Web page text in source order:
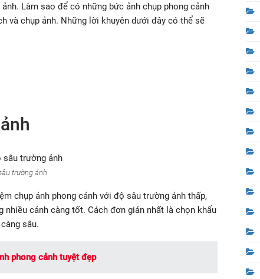
Làm sao để có những bức ảnh chụp phong cảnh
và chụp ảnh. Những lời khuyên dưới đây có thể sẽ
trường ảnh
chụp ảnh phong cảnh với độ sâu trường ảnh thấp,
cảnh càng tốt. Cách đơn giản nhất là chọn khẩu
sâu.
phong cảnh tuyệt đẹp